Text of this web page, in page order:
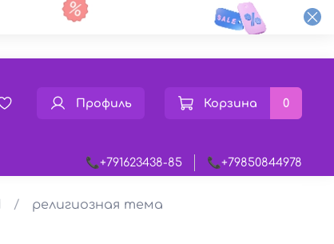
Профиль Корзина 0
📞+791623438-85 📞+79850844978
религиозная тема